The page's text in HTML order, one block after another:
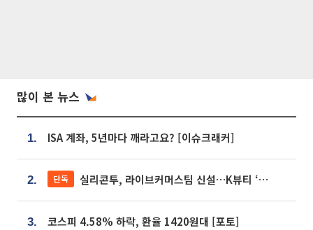
많이 본 뉴스
1. ISA 계좌, 5년마다 깨라고요? [이슈크래커]
2. 단독 실리콘투, 라이브커머스팀 신설…K뷰티 ‘글로벌 판매망’ 확대[K뷰티 라방戰]
3. 코스피 4.58% 하락, 환율 1420원대 [포토]